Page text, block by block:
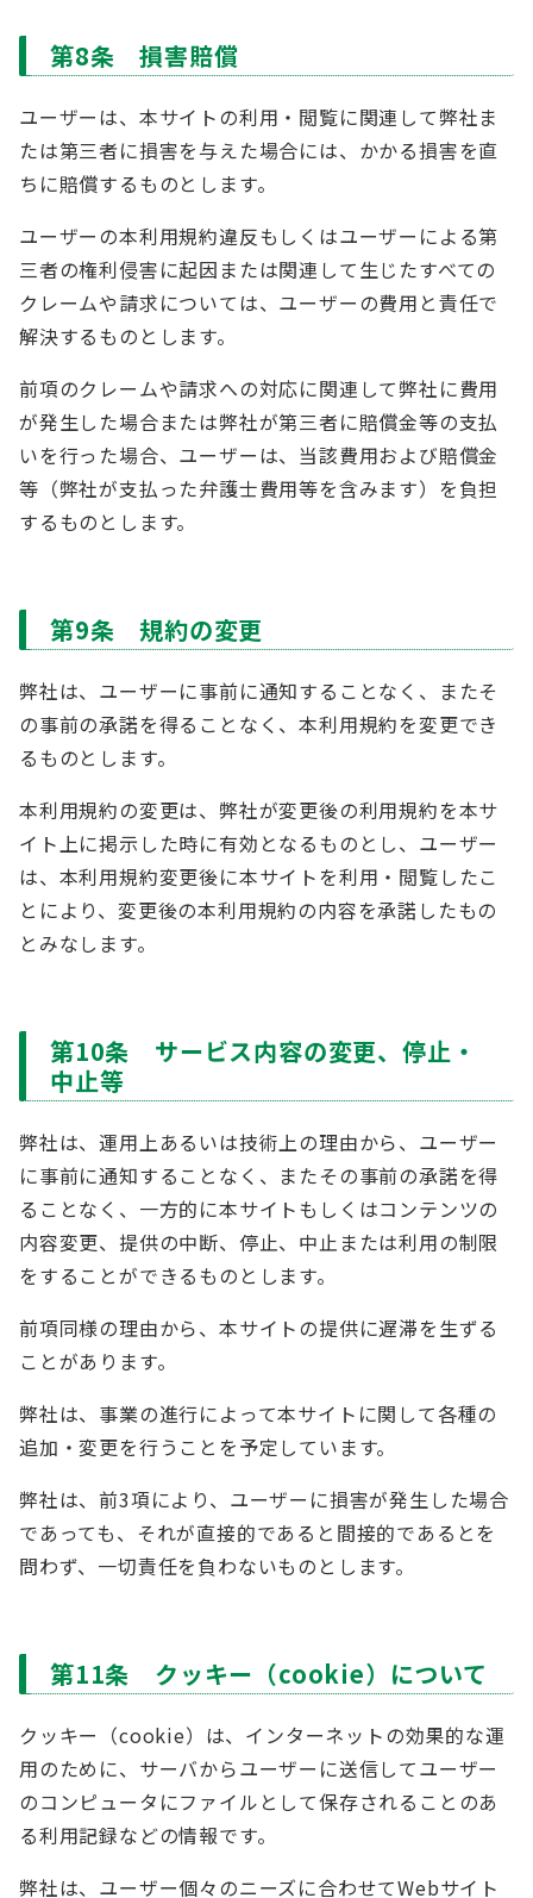
第8条 損害賠償
ユーザーは、本サイトの利用・閲覧に関連して弊社ま
たは第三者に損害を与えた場合には、かかる損害を直
ちに賠償するものとします。
ユーザーの本利用規約違反もしくはユーザーによる第
三者の権利侵害に起因または関連して生じたすべての
クレームや請求については、ユーザーの費用と責任で
解決するものとします。
前項のクレームや請求への対応に関連して弊社に費用
が発生した場合または弊社が第三者に賠償金等の支払
いを行った場合、ユーザーは、当該費用および賠償金
等（弊社が支払った弁護士費用等を含みます）を負担
するものとします。
第9条 規約の変更
弊社は、ユーザーに事前に通知することなく、またそ
の事前の承諾を得ることなく、本利用規約を変更でき
るものとします。
本利用規約の変更は、弊社が変更後の利用規約を本サ
イト上に掲示した時に有効となるものとし、ユーザー
は、本利用規約変更後に本サイトを利用・閲覧したこ
とにより、変更後の本利用規約の内容を承諾したもの
とみなします。
第10条 サービス内容の変更、停止・
中止等
弊社は、運用上あるいは技術上の理由から、ユーザー
に事前に通知することなく、またその事前の承諾を得
ることなく、一方的に本サイトもしくはコンテンツの
内容変更、提供の中断、停止、中止または利用の制限
をすることができるものとします。
前項同様の理由から、本サイトの提供に遅滞を生ずる
ことがあります。
弊社は、事業の進行によって本サイトに関して各種の
追加・変更を行うことを予定しています。
弊社は、前3項により、ユーザーに損害が発生した場合
であっても、それが直接的であると間接的であるとを
問わず、一切責任を負わないものとします。
第11条 クッキー（cookie）について
クッキー（cookie）は、インターネットの効果的な運
用のために、サーバからユーザーに送信してユーザー
のコンピュータにファイルとして保存されることのあ
る利用記録などの情報です。
弊社は、ユーザー個々のニーズに合わせてWebサイト